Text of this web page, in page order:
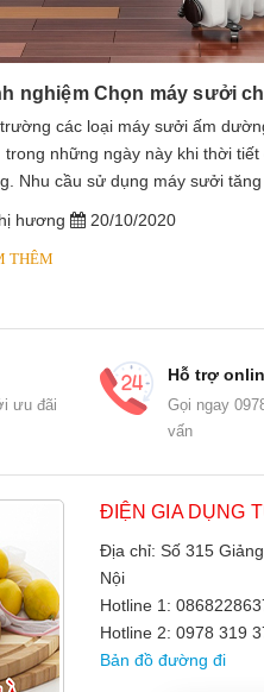
nghiệm Chọn máy sưởi
các loại máy sưởi ấm
trong những ngày này khi thời tiết
Nhu cầu sử dụng máy sưởi tăng
hương 20/10/2020
THÊM
ưu đãi
Hỗ trợ
Gọi ngay
vấn
ĐIỆN GIA DỤNG
Địa chỉ: Số 315
Nội
Hotline 1:
Hotline 2: 0978 319
Bản đồ đường đi